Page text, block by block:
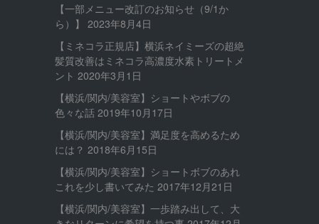
【一部メニュー改訂のお知らせ（9/1か
ら）】
2023年8月4日
【ミネコラ正規店】横浜ネイミーズの超絶
髪質改善はミネコラ高濃度水素トリートメ
ント 2020年3月1日
【横浜/関内/美容室】ショートやボブの
色々な話 2019年10月17日
【横浜/関内/美容室】満足度を高めるため
には？ 2018年6月15日
【横浜/関内/美容室】ショートボブのあれ
これを少し書いてみた 2017年12月21日
【横浜/関内/美容室】一歩踏み出して、大